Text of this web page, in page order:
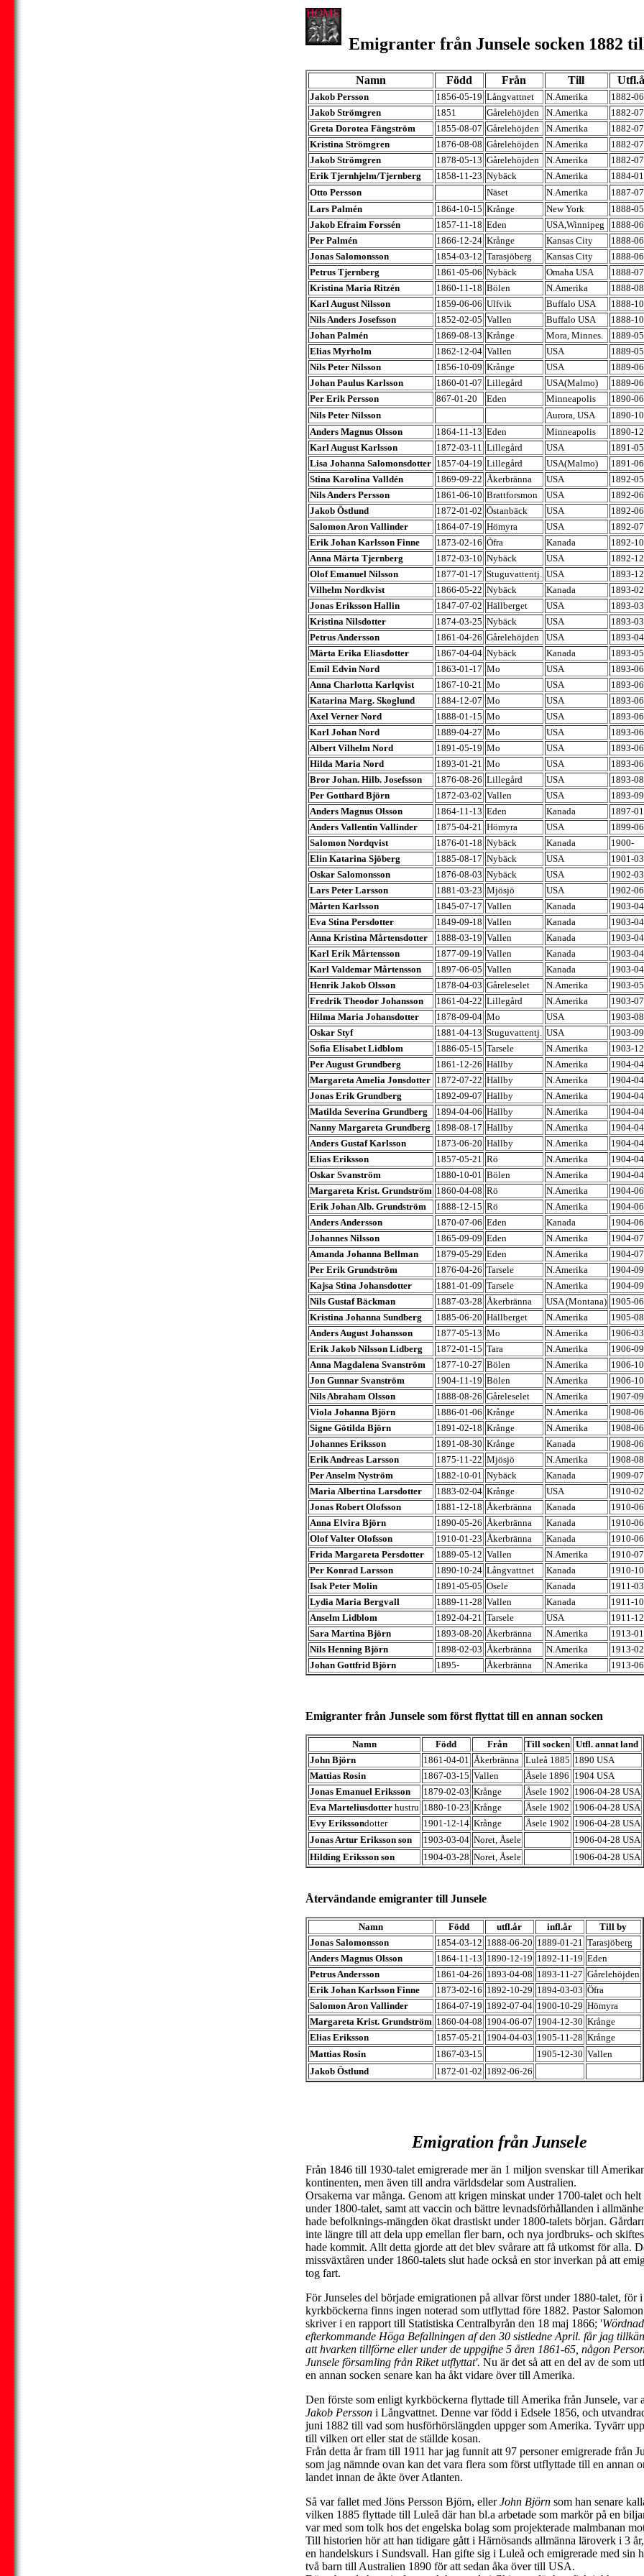
Emigranter från Junsele socken 1882
Namn Född Från Till
Jakob Persson 1856-05-19 Långvattnet N.Amerika
1882-
Jakob Strömgren
1851 Gårelehöjden N.Amerika
1882-
Greta Dorotea Fängström
1855-08-07 Gårelehöjden N.Amerika
1882-
Kristina Strömgren
1876-08-08 Gårelehöjden N.Amerika
1882-
Jakob Strömgren
1878-05-13 Gårelehöjden N.Amerika
1882-
Erik Tjernhjelm/Tjernberg
1858-11-23 Nybäck N.Amerika
1884-
Otto Persson
Näset N.Amerika
1887-
Lars Palmén
1864-10-15 Krånge New York
1888-
Jakob Efraim Forssén
1857-11-18 Eden USA,Winnipeg
1888-
Per Palmén
1866-12-24 Krånge Kansas City
1888-
Jonas Salomonsson
1854-03-12 Tarasjöberg Kansas City
1888-
Petrus Tjernberg
1861-05-06 Nybäck Omaha USA
1888-
Kristina Maria Ritzén
1860-11-18 Bölen N.Amerika
1888-
Karl August Nilsson
1859-06-06 Ulfvik Buffalo USA
1888-
Nils Anders Josefsson
1852-02-05 Vallen Buffalo USA
1888-
Johan Palmén
1869-08-13 Krånge Mora, Minnes.
1889-
Elias Myrholm
1862-12-04 Vallen USA
1889-
Nils Peter Nilsson
1856-10-09 Krånge USA
1889-
Johan Paulus Karlsson
1860-01-07 Lillegård USA(Malmo)
1889-
Per Erik Persson
867-01-20 Eden Minneapolis
1890-
Nils Peter Nilsson
Aurora, USA
1890-
Anders Magnus Olsson
1864-11-13 Eden Minneapolis
1890-
Karl August Karlsson
1872-03-11 Lillegård USA
1891-
Lisa Johanna Salomonsdotter 1857-04-19 Lillegård USA(Malmo)
1891-
Stina Karolina Valldén
1869-09-22 Åkerbränna USA
1892-
Nils Anders Persson
1861-06-10 Brattforsmon USA
1892-
Jakob Östlund
1872-01-02 Östanbäck USA
1892-
Salomon Aron Vallinder
1864-07-19 Hömyra USA
1892-
Erik Johan Karlsson Finne
1873-02-16 Öfra Kanada
1892-
Anna Märta Tjernberg
1872-03-10 Nybäck USA
1892-
Olof Emanuel Nilsson
1877-01-17 Stuguvattentj. USA
1893-
Vilhelm Nordkvist
1866-05-22 Nybäck Kanada
1893-
Jonas Eriksson Hallin
1847-07-02 Hällberget USA
1893-
Kristina Nilsdotter
1874-03-25 Nybäck USA
1893-
Petrus Andersson
1861-04-26 Gårelehöjden USA
1893-
Märta Erika Eliasdotter
1867-04-04 Nybäck Kanada
1893-
Emil Edvin Nord
1863-01-17 Mo USA
1893-
Anna Charlotta Karlqvist
1867-10-21 Mo USA
1893-
Katarina Marg. Skoglund
1884-12-07 Mo USA
1893-
Axel Verner Nord
1888-01-15 Mo USA
1893-
Karl Johan Nord
1889-04-27 Mo USA
1893-
Albert Vilhelm Nord
1891-05-19 Mo USA
1893-
Hilda Maria Nord
1893-01-21 Mo USA
1893-
Bror Johan. Hilb. Josefsson
1876-08-26 Lillegård USA
1893-
Per Gotthard Björn
1872-03-02 Vallen USA
1893-
Anders Magnus Olsson
1864-11-13 Eden Kanada
1897-
Anders Vallentin Vallinder
1875-04-21 Hömyra USA
1899-
Salomon Nordqvist
1876-01-18 Nybäck Kanada
1900-
Elin Katarina Sjöberg
1885-08-17 Nybäck USA
1901-
Oskar Salomonsson
1876-08-03 Nybäck USA
1902-
Lars Peter Larsson
1881-03-23 Mjösjö USA
1902-
Mårten Karlsson
1845-07-17 Vallen Kanada
1903-
Eva Stina Persdotter
1849-09-18 Vallen Kanada
1903-
Anna Kristina Mårtensdotter
1888-03-19 Vallen Kanada
1903-
Karl Erik Mårtensson
1877-09-19 Vallen Kanada
1903-
Karl Valdemar Mårtensson
1897-06-05 Vallen Kanada
1903-
Henrik Jakob Olsson
1878-04-03 Gåreleselet N.Amerika
1903-
Fredrik Theodor Johansson
1861-04-22 Lillegård N.Amerika
1903-
Hilma Maria Johansdotter
1878-09-04 Mo USA
1903-
Oskar Styf
1881-04-13 Stuguvattentj. USA
1903-
Sofia Elisabet Lidblom
1886-05-15 Tarsele N.Amerika
1903-
Per August Grundberg
1861-12-26 Hällby N.Amerika
1904-
Margareta Amelia Jonsdotter
1872-07-22 Hällby N.Amerika
1904-
Jonas Erik Grundberg
1892-09-07 Hällby N.Amerika
1904-
Matilda Severina Grundberg
1894-04-06 Hällby N.Amerika
1904-
Nanny Margareta Grundberg
1898-08-17 Hällby N.Amerika
1904-
Anders Gustaf Karlsson
1873-06-20 Hällby N.Amerika
1904-
Elias Eriksson
1857-05-21 Rö N.Amerika
1904-
Oskar Svanström
1880-10-01 Bölen N.Amerika
1904-
Margareta Krist. Grundström 1860-04-08 Rö N.Amerika
1904-
Erik Johan Alb. Grundström
1888-12-15 Rö N.Amerika
1904-
Anders Andersson
1870-07-06 Eden Kanada
1904-
Johannes Nilsson
1865-09-09 Eden N.Amerika
1904-
Amanda Johanna Bellman
1879-05-29 Eden N.Amerika
1904-
Per Erik Grundström
1876-04-26 Tarsele N.Amerika
1904-
Kajsa Stina Johansdotter
1881-01-09 Tarsele N.Amerika
1904-
Nils Gustaf Bäckman
1887-03-28 Åkerbränna USA (Montana) 1905-
Kristina Johanna Sundberg
1885-06-20 Hällberget N.Amerika
1905-
Anders August Johansson
1877-05-13 Mo N.Amerika
1906-
Erik Jakob Nilsson Lidberg
1872-01-15 Tara N.Amerika
1906-
Anna Magdalena Svanström
1877-10-27 Bölen N.Amerika
1906-
Jon Gunnar Svanström
1904-11-19 Bölen N.Amerika
1906-
Nils Abraham Olsson
1888-08-26 Gåreleselet N.Amerika
1907-
Viola Johanna Björn
1886-01-06 Krånge N.Amerika
1908-
Signe Götilda Björn
1891-02-18 Krånge N.Amerika
1908-
Johannes Eriksson
1891-08-30 Krånge Kanada
1908-
Erik Andreas Larsson
1875-11-22 Mjösjö N.Amerika
1908-08
Per Anselm Nyström
1882-10-01 Nybäck Kanada
1909-
Maria Albertina Larsdotter
1883-02-04 Krånge USA
1910-
Jonas Robert Olofsson
1881-12-18 Åkerbränna Kanada
1910-
Anna Elvira Björn
1890-05-26 Åkerbränna Kanada
1910-
Olof Valter Olofsson
1910-01-23 Åkerbränna Kanada
1910-
Frida Margareta Persdotter
1889-05-12 Vallen N.Amerika
1910-
Per Konrad Larsson
1890-10-24 Långvattnet Kanada
1910-
Isak Peter Molin
1891-05-05 Osele Kanada
1911-
Lydia Maria Bergvall
1889-11-28 Vallen Kanada
1911-
Anselm Lidblom
1892-04-21 Tarsele USA
1911-
Sara Martina Björn
1893-08-20 Åkerbränna N.Amerika
1913-
Nils Henning Björn
1898-02-03 Åkerbränna N.Amerika
1913-
Johan Gottfrid Björn
1895- Åkerbränna N.Amerika 1913-
Emigranter från Junsele som först flyttat till en annan socken
Namn Född Från Till socken Utfl. annat land
John Björn
1861-04-01 Åkerbränna Luleå 1885 1890 USA
Mattias Rosin
1867-03-15 Vallen Åsele 1896 1904 USA
Jonas Emanuel Eriksson
1879-02-03 Krånge Åsele 1902 1906-04-28 USA
Eva Marteliusdotter hustru 1880-10-23 Krånge Åsele 1902 1906-04-28 USA
Evy Erikssondotter 1901-12-14 Krånge Åsele 1902 1906-04-28 USA
Jonas Artur Eriksson son
1903-03-04 Noret, Åsele
1906-04-28 USA
Hilding Eriksson son
1904-03-28 Noret, Åsele 1906-04-28 USA
Återvändande emigranter till Junsele
Namn Född utfl.år infl.år
Till by
Jonas Salomonsson
1854-03-12 1888-06-20 1889-01-21 Tarasjöberg
Anders Magnus Olsson
1864-11-13 1890-12-19 1892-11-19 Eden
Petrus Andersson
1861-04-26 1893-04-08 1893-11-27 Gårelehöjden
Erik Johan Karlsson Finne
1873-02-16 1892-10-29 1894-03-03 Öfra
Salomon Aron Vallinder
1864-07-19 1892-07-04 1900-10-29 Hömyra
Margareta Krist. Grundström 1860-04-08 1904-06-07 1904-12-30 Krånge
Elias Eriksson
1857-05-21 1904-04-03 1905-11-28 Krånge
Mattias Rosin
1867-03-15 1905-12-30 Vallen
Jakob Östlund
1872-01-02 1892-06-26
Emigration från Junsele
Från 1846 till 1930-talet emigrerade mer än 1 miljon svenskar till
kontinenten, men även till andra världsdelar som Australien.
Orsakerna var många. Genom att krigen minskat under 1700-talet och helt
under 1800-talet, samt att vaccin och bättre levnadsförhållanden i
hade befolknings-mängden ökat drastiskt under 1800-talets början.
inte längre till att dela upp emellan fler barn, och nya jordbruks- och
hade kommit. Allt detta gjorde att det blev svårare att få utkomst för alla.
missväxtåren under 1860-talets slut hade också en stor inverkan på att
tog fart.
För Junseles del började emigrationen på allvar först under 1880-talet, för i
kyrkböckerna finns ingen noterad som utflyttad före 1882. Pastor
skriver i en rapport till Statistiska Centralbyrån den 18 maj 1866; '
efterkommande Höga Befallningen af den 30 sistledne April. får jag
att hvarken tillförne eller under de uppgifne 5 åren 1861-65, någon
Junsele församling från Riket utflyttat'. Nu är det så att en del av de som
en annan socken senare kan ha åkt vidare över till Amerika.
Den förste som enligt kyrkböckerna flyttade till Amerika från Junsele, var
Jakob Perssoni Långvattnet. Denne var född i Edsele 1856, och
juni 1882 till vad som husförhörslängden uppger som Amerika. Tyvärr
till vilken ort eller stat de ställde kosan.
Från detta år fram till 1911 har jag funnit att 97 personer emigrerade från
som jag nämnde ovan kan det vara flera som först utflyttade till en annan
landet innan de åkte över Atlanten.
Så var fallet med Jöns Persson Björn, ellerJohn Björnsom han senare
vilken 1885 flyttade till Luleå där han bl.a arbetade som markör på en
var med som tolk hos det engelska bolag som projekterade malmbanan
Till historien hör att han tidigare gått i Härnösands allmänna läroverk i 3
en handelskurs i Sundsvall. Han gifte sig i Luleå och emigrerade med sin
två barn till Australien 1890 för att sedan åka över till USA.